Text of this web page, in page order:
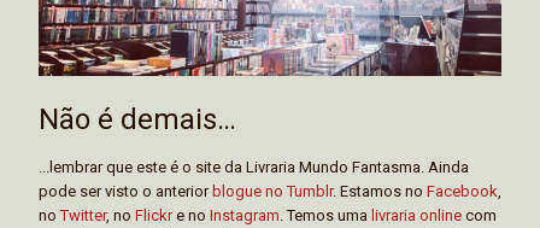
Não é demais…
...lembrar que este é o site da Livraria Mundo Fantasma. Ainda
pode ser visto o anteriorblogue no Tumblr. Estamos no Facebook
noTwitter, no Flickre no Instagram . Temos uma livraria online com